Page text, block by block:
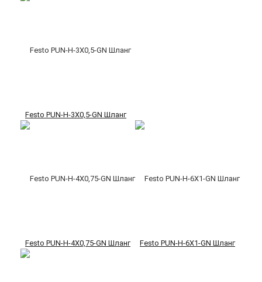
Festo PUN-H-3X0,5-GN Шланг
Festo PUN-H-4X0,75-GN Шланг Festo PUN-H-6X1-GN Шланг